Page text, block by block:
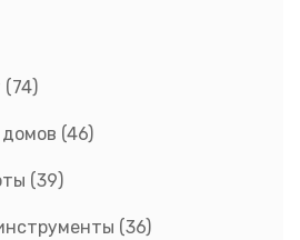
(74)
(46)
(39)
(36)